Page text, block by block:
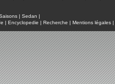
| Sedan |
| Encyclopedie | Recherche | Mentions légales |